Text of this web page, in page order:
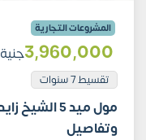
المشروعات التجارية
3٬960٬000جنية
تقسيط 7 سنوات
وتفاصيل